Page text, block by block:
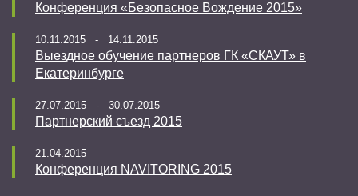
Конференция «Безопасное Вождение 2015»
10.11.2015 - 14.11.2015
Выездное обучение партнеров ГК «СКАУТ» в
Екатеринбурге
27.07.2015 - 30.07.2015
Партнерский съезд 2015
21.04.2015
Конференция NAVITORING 2015